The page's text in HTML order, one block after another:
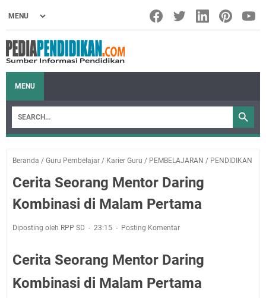
MENU
Beranda / Guru Pembelajar / Karier Guru / PEMBELAJARAN / PENDIDIKAN
Cerita Seorang Mentor Daring
Kombinasi di Malam Pertama
Diposting oleh RPP SD 23:15 Posting Komentar
Cerita Seorang Mentor Daring
Kombinasi di Malam Pertama